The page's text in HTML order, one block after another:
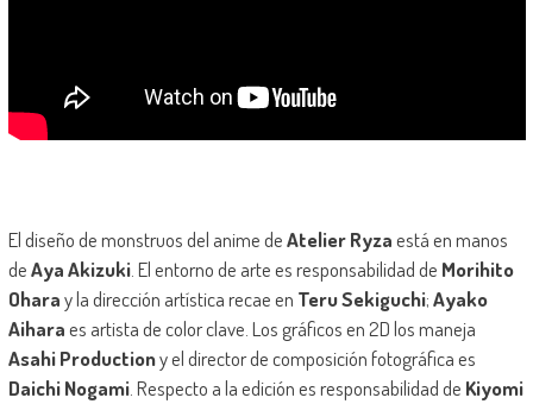
El diseño de monstruos del anime deAtelier Ryzaestá en manos
deAya Akizuki. El entorno de arte es responsabilidad de Morihito
Oharay la dirección artística recae en Teru Sekiguchi;Ayako
Aiharaes artista de color clave. Los gráficos en 2D los maneja
Asahi Productiony el director de composición fotográfica es
Daichi Nogami. Respecto a la edición es responsabilidad de Kiyomi